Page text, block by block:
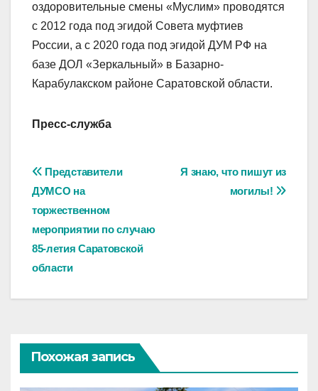
оздоровительные смены «Муслим» проводятся
с 2012 года под эгидой Совета муфтиев
России, а с 2020 года под эгидой ДУМ РФ на
базе ДОЛ «Зеркальный» в Базарно-
Карабулакском районе Саратовской области.
Пресс-служба
Навигация
по
записям
Я знаю, что пишут из
могилы!
Представители
ДУМСО на
торжественном
мероприятии по случаю
85-летия Саратовской
области
Похожая запись